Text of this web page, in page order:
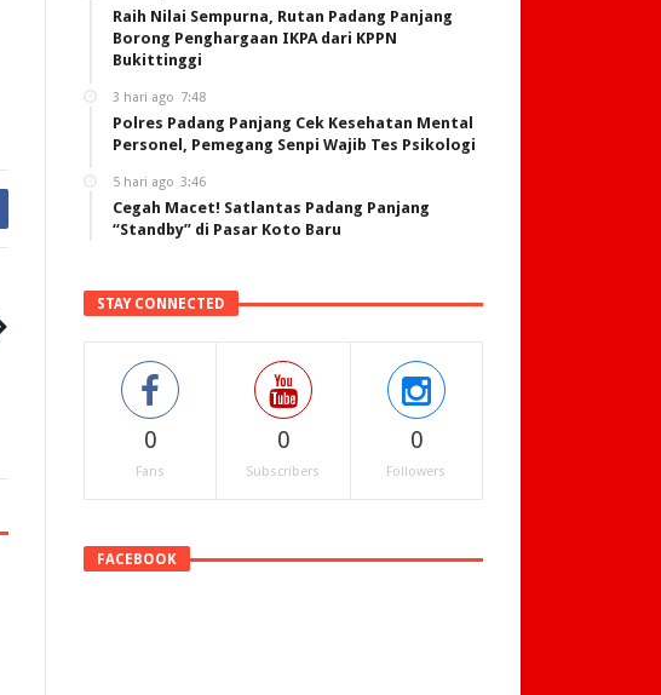
Raih Nilai Sempurna, Rutan Padang Panjang
Borong Penghargaan IKPA dari KPPN
Bukittinggi
3 hari ago 7:48
Polres Padang Panjang Cek Kesehatan Mental
Personel, Pemegang Senpi Wajib Tes Psikologi
5 hari ago 3:46
Cegah Macet! Satlantas Padang Panjang
“Standby” di Pasar Koto Baru
STAY CONNECTED
0
Fans
0
Subscribers
0
Followers
FACEBOOK